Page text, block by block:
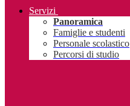
Servizi
Panoramica
Famiglie e studenti
Personale scolastico
Percorsi di studio